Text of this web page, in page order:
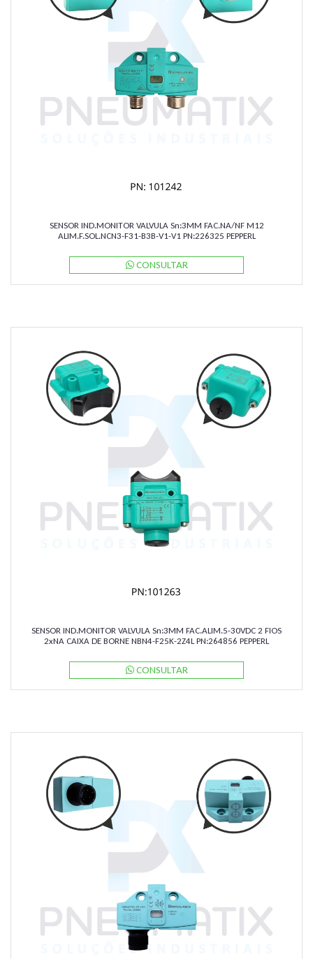
SENSOR IND.MONITOR VALVULA Sn:3MM FAC.NA/NF M12
ALIM.F.SOL.NCN3-F31-B3B-V1-V1 PN:226325 PEPPERL
CONSULTAR
SENSOR IND.MONITOR VALVULA Sn:3MM FAC.ALIM.5-30VDC 2 FIOS
2xNA CAIXA DE BORNE NBN4-F25K-2Z4L PN:264856 PEPPERL
CONSULTAR